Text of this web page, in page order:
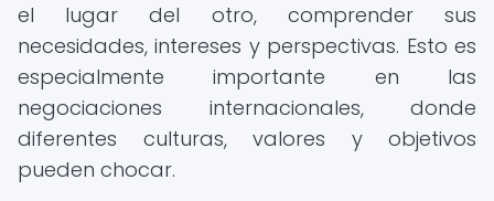
el lugar del otro, comprender sus
necesidades, intereses y perspectivas. Esto es
especialmente importante en las
negociaciones internacionales, donde
diferentes culturas, valores y objetivos
pueden chocar.